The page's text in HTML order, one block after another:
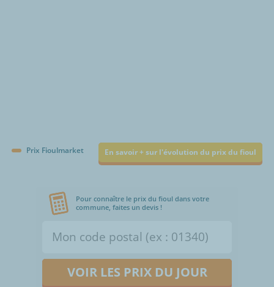
Prix Fioulmarket En savoir + sur l'évolution du prix du fioul
Pour connaître le prix du fioul dans votre
commune, faites un devis !
VOIR LES PRIX DU JOUR